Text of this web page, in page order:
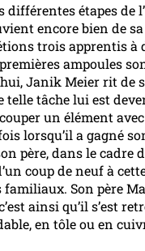
étapes de
encore bien de
trois apprentis à
ampoules
Janik Meier rit de
telle tâche lui est
un élément
lorsqu’il a gagné
père, dans le cadre
coup de neuf à
Son père
ainsi qu’il s’est
en tôle ou en